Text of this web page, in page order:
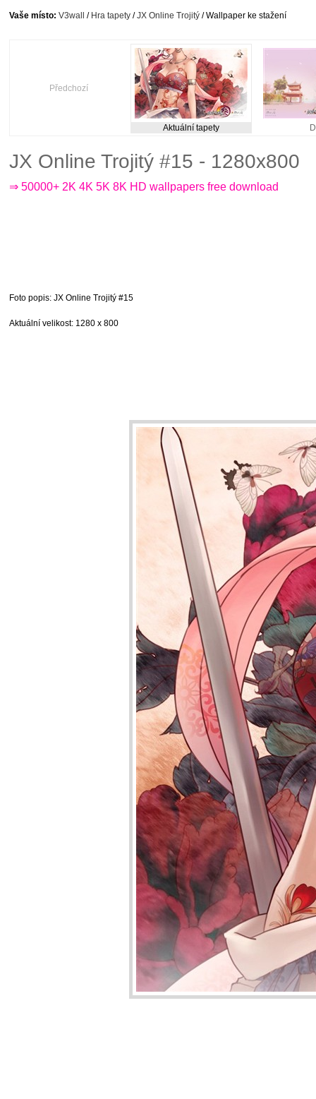
Vaše místo: V3wall / Hra tapety /JX Online Trojitý / Wallpaper ke stažení
Předchozí
Aktuální tapety
JX Online Trojitý #15 - 1280x800
⇒ 50000+ 2K 4K 5K 8K HD wallpapers free download
Foto popis: JX Online Trojitý #15
Aktuální velikost: 1280 x 800